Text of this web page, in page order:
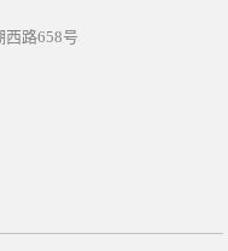
西路658号